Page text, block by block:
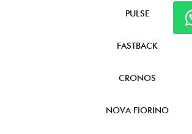
PULSE
FASTBACK
CRONOS
NOVA FIORINO